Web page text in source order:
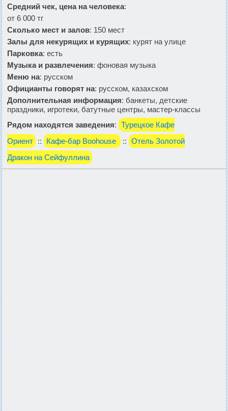
Средний чек, цена на человека:
от 6 000 тг
Сколько мест и залов: 150 мест
Залы для некурящих и курящих: курят на улице
Парковка: есть
Музыка и развлечения: фоновая музыка
Меню на: русском
Официанты говорят на: русском, казахском
Дополнительная информация: банкеты, детские
праздники, игротеки, батутные центры, мастер-классы
Рядом находятся заведения: Турецкое Кафе
Ориент :: Кафе-бар Boohouse :: Отель Золотой
Дракон на Сейфуллина